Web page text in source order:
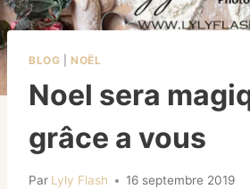
BLOG |NOËL
Noel sera
grâce a vous
Par Lyly Flash 16 septembre 2019